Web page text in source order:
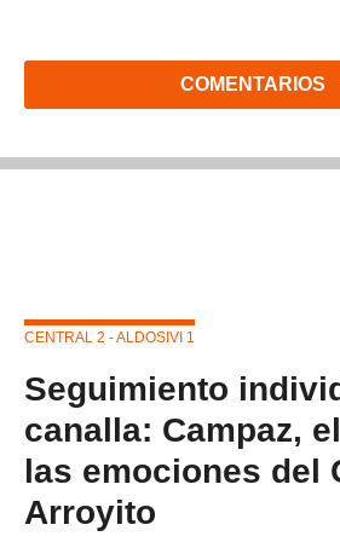
COMENTARIOS